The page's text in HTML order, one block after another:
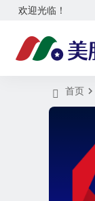
欢迎光临！
首页